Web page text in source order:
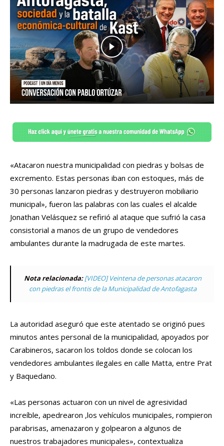
«Atacaron nuestra municipalidad con piedras y bolsas de
excremento. Estas personas iban con estoques, más de
30 personas lanzaron piedras y destruyeron mobiliario
municipal», fueron las palabras con las cuales el alcalde
Jonathan Velásquez se refirió al ataque que sufrió la casa
consistorial a manos de un grupo de vendedores
ambulantes durante la madrugada de este martes.
Nota relacionada: [VIDEO] Veintena de personas atacaron
con piedras el frontis de la Municipalidad de Antofagasta
La autoridad aseguró que este atentado se originó pues
minutos antes personal de la municipalidad, apoyados por
Carabineros, sacaron los toldos donde se colocan los
vendedores ambulantes ilegales en calle Matta, entre Prat
y Baquedano.
«Las personas actuaron con un nivel de agresividad
increíble, apedrearon ,los vehículos municipales, rompieron
parabrisas, amenazaron y golpearon a algunos de
nuestros trabajadores municipales», contextualiza